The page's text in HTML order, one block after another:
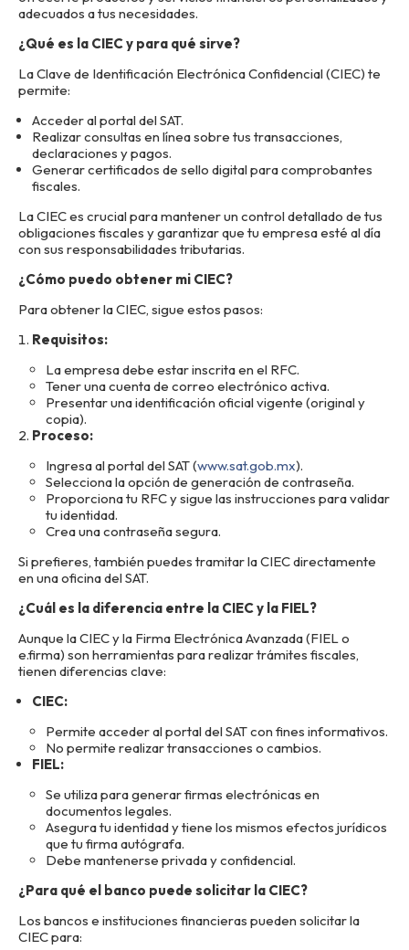
adecuados a tus necesidades.
¿Qué es la CIEC y para qué sirve?
La Clave de Identificación Electrónica Confidencial (CIEC) te
permite:
Acceder al portal del SAT.
Realizar consultas en línea sobre tus transacciones,
declaraciones y pagos.
Generar certificados de sello digital para comprobantes
fiscales.
La CIEC es crucial para mantener un control detallado de tus
obligaciones fiscales y garantizar que tu empresa esté al día
con sus responsabilidades tributarias.
¿Cómo puedo obtener mi CIEC?
Para obtener la CIEC, sigue estos pasos:
Requisitos:
La empresa debe estar inscrita en el RFC.
Tener una cuenta de correo electrónico activa.
Presentar una identificación oficial vigente (original y
copia).
Proceso:
Ingresa al portal del SAT (www.sat.gob.mx).
Selecciona la opción de generación de contraseña.
Proporciona tu RFC y sigue las instrucciones para validar
tu identidad.
Crea una contraseña segura.
Si prefieres, también puedes tramitar la CIEC directamente
en una oficina del SAT.
¿Cuál es la diferencia entre la CIEC y la FIEL?
Aunque la CIEC y la Firma Electrónica Avanzada (FIEL o
e.firma) son herramientas para realizar trámites fiscales,
tienen diferencias clave:
CIEC:
Permite acceder al portal del SAT con fines informativos.
No permite realizar transacciones o cambios.
FIEL:
Se utiliza para generar firmas electrónicas en
documentos legales.
Asegura tu identidad y tiene los mismos efectos jurídicos
que tu firma autógrafa.
Debe mantenerse privada y confidencial.
¿Para qué el banco puede solicitar la CIEC?
Los bancos e instituciones financieras pueden solicitar la
CIEC para: